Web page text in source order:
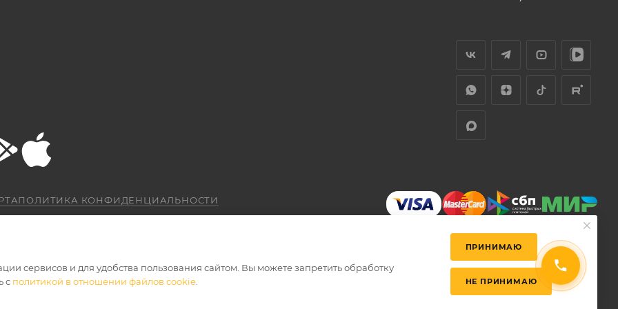
ПОЛИТИКА КОНФИДЕНЦИАЛЬНОСТИ
сервисов и для удобства пользования сайтом. Вы можете запретить обработку
с политикой в отношении файлов cookie
ПРИНИМАЮ
НЕ ПРИНИМАЮ